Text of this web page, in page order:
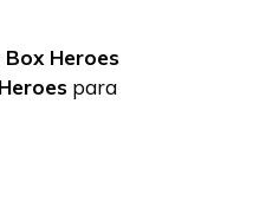
Heroes
para